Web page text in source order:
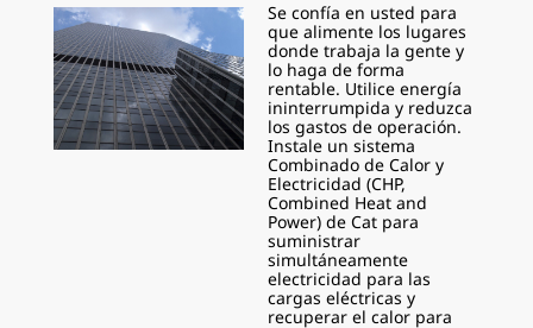
Se confía en usted para
que alimente los lugares
donde trabaja la gente y
lo haga de forma
rentable. Utilice energía
ininterrumpida y reduzca
los gastos de operación.
Instale un sistema
Combinado de Calor y
Electricidad (CHP,
Combined Heat and
Power) de Cat para
suministrar
simultáneamente
electricidad para las
cargas eléctricas y
recuperar el calor para